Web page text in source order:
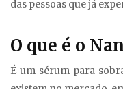
das pessoas que já
O que é o
É um sérum para